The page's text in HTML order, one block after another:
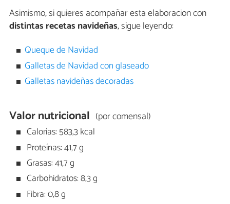
Asimismo, si quieres acompañar esta elaboracion con
distintas recetas navideñas, sigue leyendo:
Queque de Navidad
Galletas de Navidad con glaseado
Galletas navideñas decoradas
Valor nutricional (por comensal)
Calorías: 583,3 kcal
Proteínas: 41,7 g
Grasas: 41,7 g
Carbohidratos: 8,3 g
Fibra: 0,8 g